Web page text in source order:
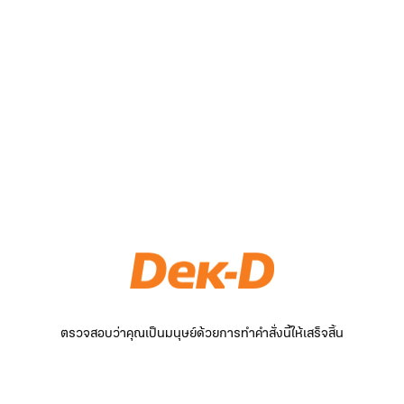
ตรวจสอบว่าคุณเป็นมนุษย์ด้วยการทำคำสั่งนี้ให้เสร็จสิ้น